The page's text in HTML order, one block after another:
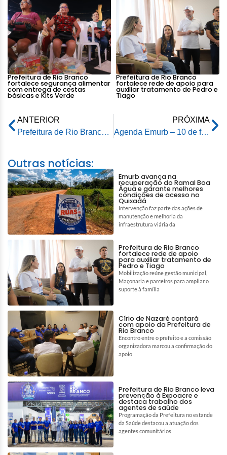
Prefeitura de Rio Branco
fortalece segurança alimentar
com entrega de cestas
básicas e Kits Verde
Prefeitura de Rio Branco
fortalece rede de apoio para
auxiliar tratamento de Pedro e
Tiago
ANTERIOR
Prefeitura de Rio Branco realiza plantio de mais de 400 mudas em Área de Preservação Permanente
PRÓXIMA
Agenda Emurb – 10 de fevereiro de 2025
Outras notícias:
Emurb avança na
recuperação do Ramal Boa
Água e garante melhores
condições de acesso no
Quixadá
Intervenção faz parte das ações de
manutenção e melhoria da
infraestrutura viária da
Prefeitura de Rio Branco
fortalece rede de apoio
para auxiliar tratamento de
Pedro e Tiago
Mobilização reúne gestão municipal,
Maçonaria e parceiros para ampliar o
suporte à família
Círio de Nazaré contará
com apoio da Prefeitura de
Rio Branco
Encontro entre o prefeito e a comissão
organizadora marcou a confirmação do
apoio
Prefeitura de Rio Branco leva
prevenção à Expoacre e
destaca trabalho dos
agentes de saúde
Programação da Prefeitura no estande
da Saúde destacou a atuação dos
agentes comunitários